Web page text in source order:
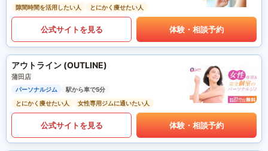
隙間時間を活用したい人
とにかく痩せたい人
公式サイトを見る 体験・相談予約
アウトライン (OUTLINE)
蒲田店
パーソナルジム
駅から車で5分
とにかく痩せたい人
女性専用ジムに通いたい人
公式サイトを見る 体験・相談予約